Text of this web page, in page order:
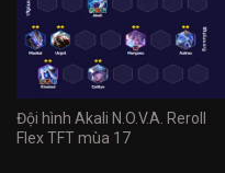
Đội hình Akali N.O.V.A. Reroll
Flex TFT mùa 17